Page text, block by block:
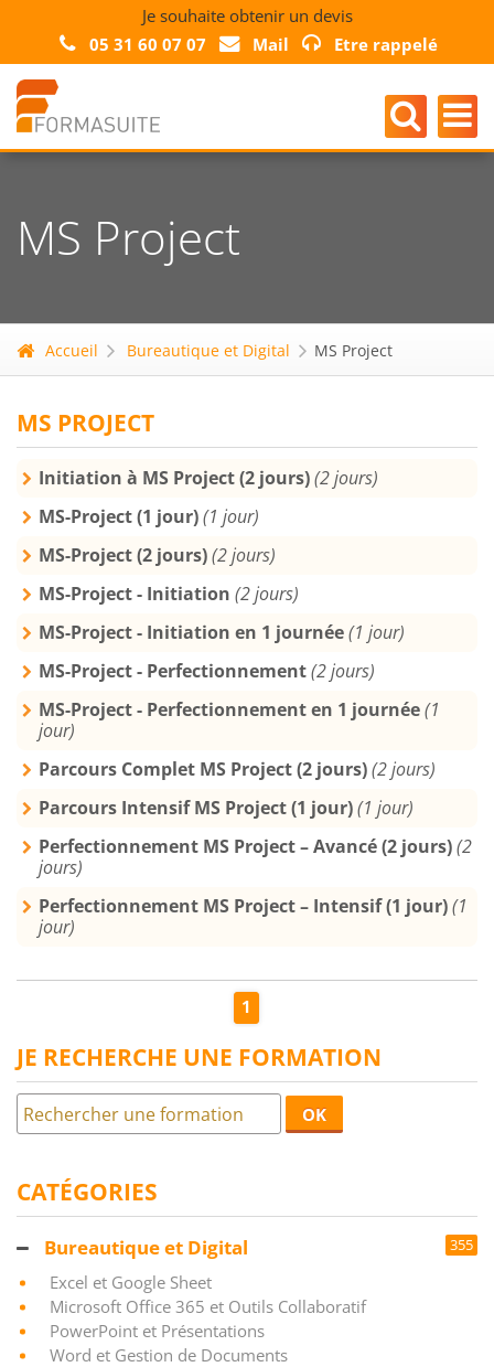
Je souhaite obtenir un devis
05 31 60 07 07
Mail Etre rappelé
MS Project
Accueil Bureautique et Digital MS Project
MS PROJECT
Initiation à MS Project (2 jours)(2 jours)
MS-Project (1 jour)(1 jour)
MS-Project (2 jours)(2 jours)
MS-Project - Initiation (2 jours)
MS-Project - Initiation en 1 journée(1 jour)
MS-Project - Perfectionnement(2 jours)
MS-Project - Perfectionnement en 1 journée(1
jour)
Parcours Complet MS Project (2 jours)(2 jours)
Parcours Intensif MS Project (1 jour)(1 jour)
Perfectionnement MS Project – Avancé (2 jours)(2
jours)
Perfectionnement MS Project – Intensif (1 jour)(1
jour)
1
JE RECHERCHE UNE FORMATION
OK
CATÉGORIES
Bureautique et Digital 355
Excel et Google Sheet
Microsoft Office 365 et Outils Collaboratif
PowerPoint et Présentations
Word et Gestion de Documents